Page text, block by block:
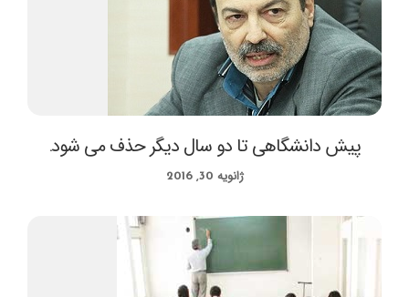
پیش دانشگاهی تا دو سال دیگر حذف می شود.
ژانویه 30, 2016